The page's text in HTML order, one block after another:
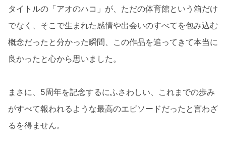
タイトルの「アオのハコ」が、ただの体育館という箱だけ
でなく、そこで生まれた感情や出会いのすべてを包み込む
概念だったと分かった瞬間、この作品を追ってきて本当に
良かったと心から思いました。
まさに、5周年を記念するにふさわしい、これまでの歩み
がすべて報われるような最高のエピソードだったと言わざ
るを得ません。